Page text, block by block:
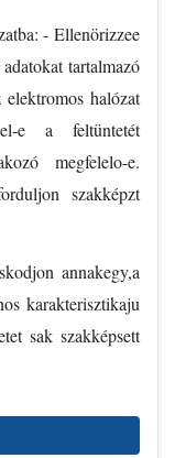
- Ellenörizzee
tartalmazó
halózat
e a feltüntetét
megfelelo-e.
szakképzt
annakegy,a
karakterisztikaju
sak szakképsett